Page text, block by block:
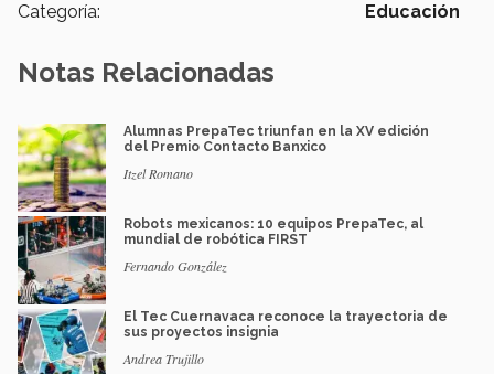
Categoría: Educación
Notas Relacionadas
Alumnas PrepaTec triunfan en la XV edición
del Premio Contacto Banxico
Itzel Romano
Robots mexicanos: 10 equipos PrepaTec, al
mundial de robótica FIRST
Fernando González
El Tec Cuernavaca reconoce la trayectoria de
sus proyectos insignia
Andrea Trujillo